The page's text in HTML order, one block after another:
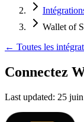
Wallet of
← Toutes les
Connectez
Last updated: 25